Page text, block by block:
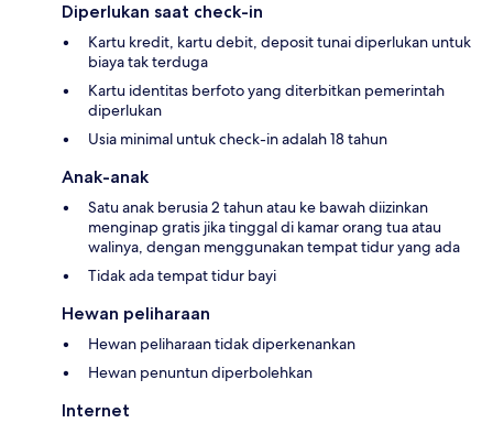
Diperlukan saat check-in
Kartu kredit, kartu debit, deposit tunai diperlukan untuk
biaya tak terduga
Kartu identitas berfoto yang diterbitkan pemerintah
diperlukan
Usia minimal untuk check-in adalah 18 tahun
Anak-anak
Satu anak berusia 2 tahun atau ke bawah diizinkan
menginap gratis jika tinggal di kamar orang tua atau
walinya, dengan menggunakan tempat tidur yang ada
Tidak ada tempat tidur bayi
Hewan peliharaan
Hewan peliharaan tidak diperkenankan
Hewan penuntun diperbolehkan
Internet